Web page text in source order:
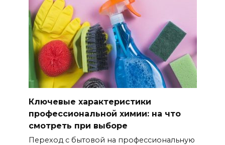
Ключевые характеристики
профессиональной химии: на что
смотреть при выборе
Переход с бытовой на профессиональную